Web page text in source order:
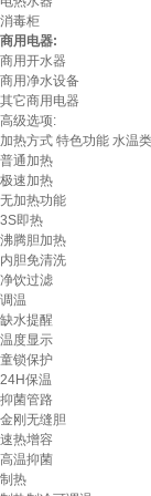
消毒柜
商用电器:
商用开水器
商用净水设备
其它商用电器
高级选项:
加热方式 特色功能 水温
普通加热
极速加热
无加热功能
3S即热
沸腾胆加热
内胆免清洗
净饮过滤
调温
缺水提醒
温度显示
童锁保护
24H保温
抑菌管路
金刚无缝胆
速热增容
高温抑菌
制热